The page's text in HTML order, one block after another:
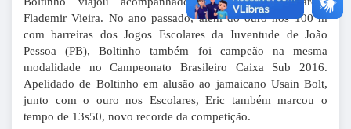
Flademir Vieira. No ano passado, além do ouro nos 100 m
com barreiras dos Jogos Escolares da Juventude de João
Pessoa (PB), Boltinho também foi campeão na mesma
modalidade no Campeonato Brasileiro Caixa Sub 2016.
Apelidado de Boltinho em alusão ao jamaicano Usain Bolt,
junto com o ouro nos Escolares, Eric também marcou o
tempo de 13s50, novo recorde da competição.